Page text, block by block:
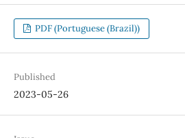
PDF (Portuguese (Brazil))
Published
2023-05-26